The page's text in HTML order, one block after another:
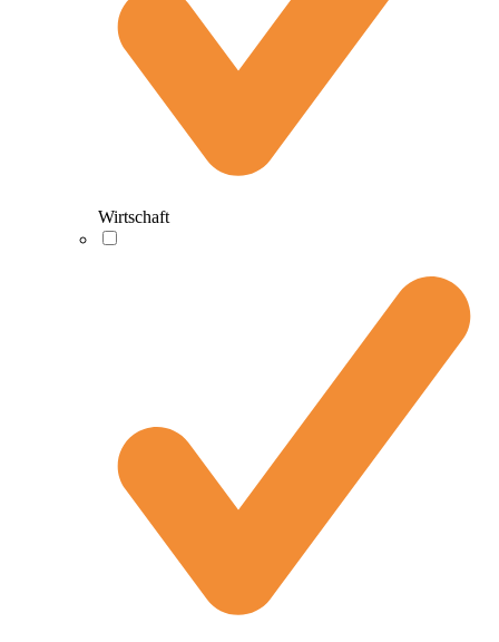
Wirtschaft